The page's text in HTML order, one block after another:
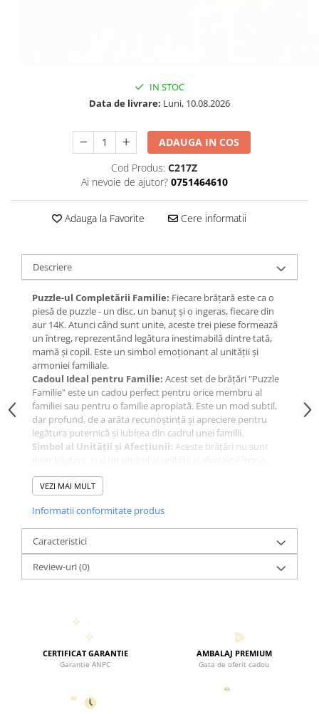
IN STOC
Data de livrare: Luni, 10.08.2026
ADAUGA IN COS
Cod Produs: C217Z
Ai nevoie de ajutor? 0751464610
Adauga la Favorite Cere informatii
Descriere
Puzzle-ul Completării Familie: Fiecare brățară este ca o
piesă de puzzle - un disc, un banuț și o ingeras, fiecare din
aur 14K. Atunci când sunt unite, aceste trei piese formează
un întreg, reprezentând legătura inestimabilă dintre tată,
mamă și copil. Este un simbol emoționant al unității și
armoniei familiale.
Cadoul Ideal pentru Familie: Acest set de brățări "Puzzle
Familie" este un cadou perfect pentru orice membru al
familiei sau pentru o familie apropiată. Este un mod subtil,
dar profund, de a arăta recunoștință și apreciere pentru
legătura puternică și iubirea din cadrul unei familii.
Simbol al Unității și Afecțiunii: Aceste brățări nu sunt
familie. Fiecare membru care poartă una dintre aceste
brățări va purta cu el sau ea simbolul legăturii și iubirii din
VEZI MAI MULT
Informatii conformitate produs
Caracteristici
Review-uri(0)
CERTIFICAT GARANTIE
Garantie ANPC
AMBALAJ PREMIUM
Gata de oferit cadou